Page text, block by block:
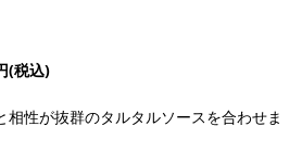
(税込)
性が抜群のタルタルソースを合わせま